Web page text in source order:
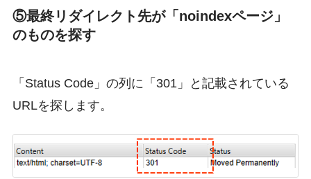
⑤最終リダイレクト先が「noindexページ」
のものを探す
「Status Code」の列に「301」と記載されている
URLを探します。